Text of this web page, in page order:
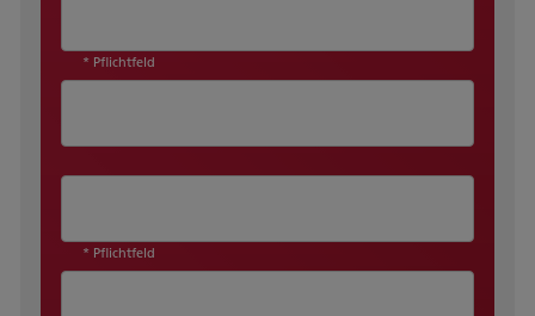
* Pflichtfeld
* Pflichtfeld